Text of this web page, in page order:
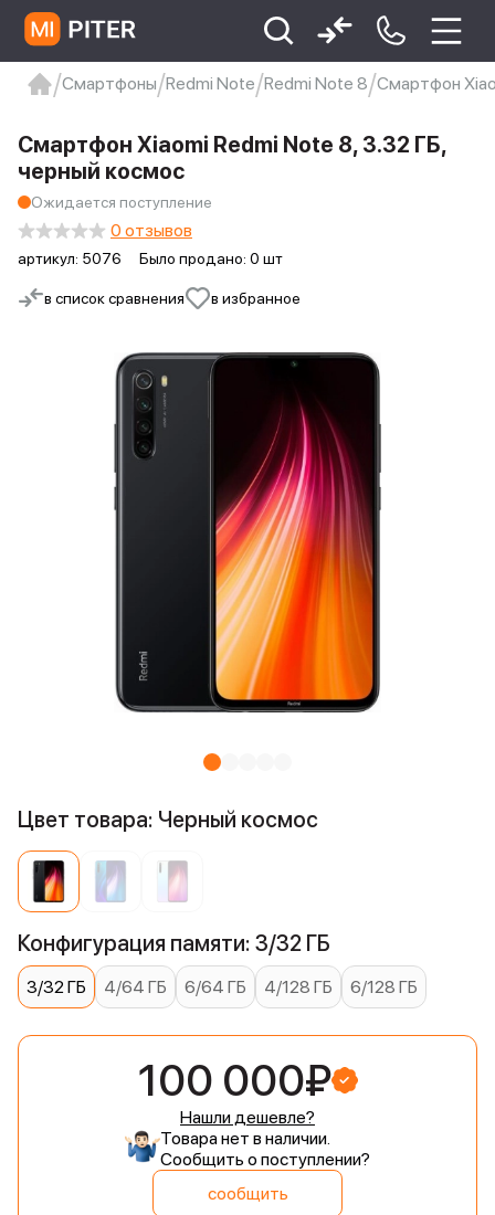
Xiaomi 9 про
xiaomi redmi 12c
Смартфоны Redmi Note Redmi Note 8 Смартфон
в список сравнения в избранное
Смартфон Xiaomi Redmi Note 8, 3.32 ГБ,
черный космос
Ожидается поступление
артикул: 5076 Было продано: 0 шт
0 отзывов
Цвет товара: Черный космос
Конфигурация памяти: 3/32 ГБ
3/32 ГБ 4/64 ГБ 6/64 ГБ 4/128 ГБ 6/128 ГБ
100 000₽
Нашли дешевле?
Товара нет в наличии.
Сообщить о поступлении?
сообщить